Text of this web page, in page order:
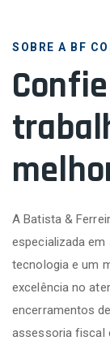
SOBRE A BF
A Batista &
especializada em
tecnologia e um
excelência no
encerramentos
assessoria fiscal